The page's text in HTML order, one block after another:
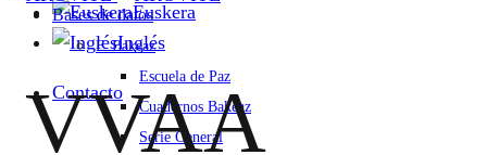
Euskera
Inglés
Contacto
Bases de datos
F. Bakeaz
Escuela de Paz
Cuadernos Bakeaz
Serie General
VVAA